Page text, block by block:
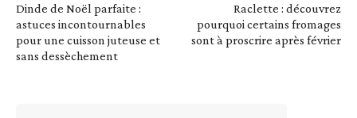
Dinde de Noël parfaite :
astuces incontournables
pour une cuisson juteuse et
sans dessèchement
Raclette : découvrez
pourquoi certains fromages
sont à proscrire après février